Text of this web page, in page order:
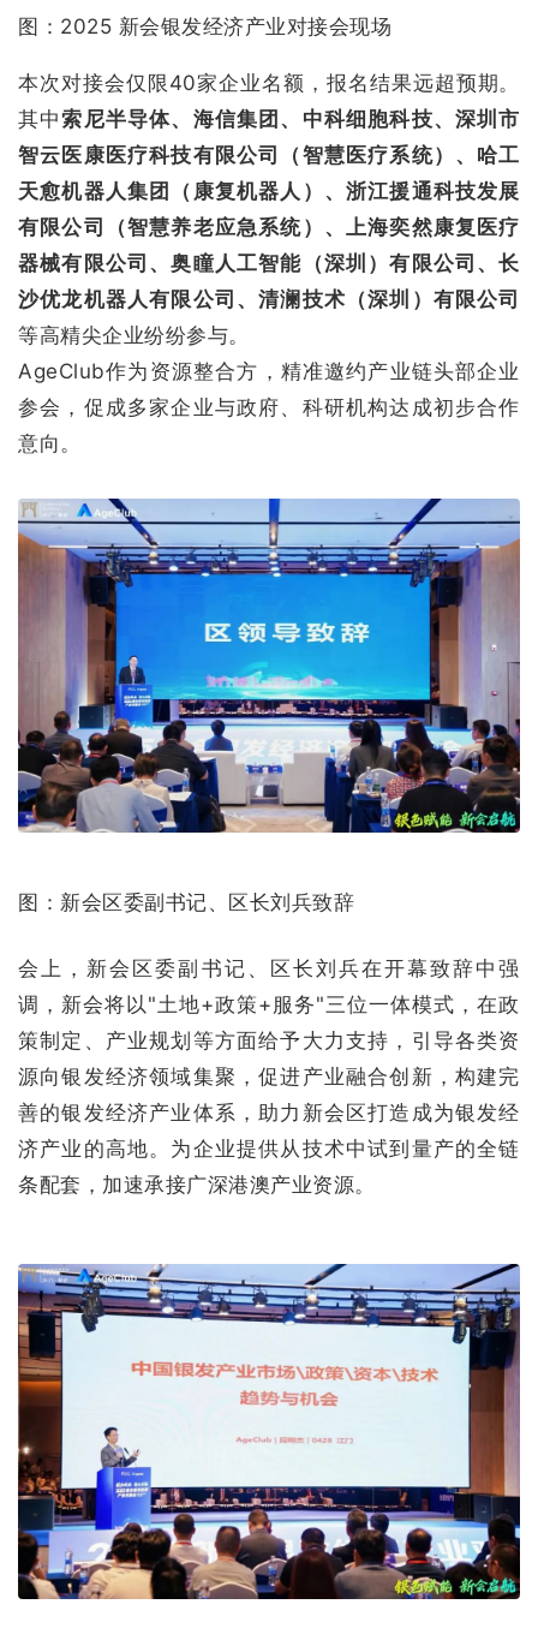
图：2025 新会银发经济产业对接会现场
本次对接会仅限40家企业名额，报名结果远超预期。
其中索尼半导体、海信集团、中科细胞科技、深圳市
智云医康医疗科技有限公司（智慧医疗系统）、哈工
天愈机器人集团（康复机器人）、浙江援通科技发展
有限公司（智慧养老应急系统）、上海奕然康复医疗
器械有限公司、奥瞳人工智能（深圳）有限公司、长
沙优龙机器人有限公司、清澜技术（深圳）有限公司
等高精尖企业纷纷参与。
AgeClub作为资源整合方，精准邀约产业链头部企业
参会，促成多家企业与政府、科研机构达成初步合作
意向。
图：新会区委副书记、区长刘兵致辞
会上，新会区委副书记、区长刘兵在开幕致辞中强
调，新会将以"土地+政策+服务"三位一体模式，在政
策制定、产业规划等方面给予大力支持，引导各类资
源向银发经济领域集聚，促进产业融合创新，构建完
善的银发经济产业体系，助力新会区打造成为银发经
济产业的高地。为企业提供从技术中试到量产的全链
条配套，加速承接广深港澳产业资源。